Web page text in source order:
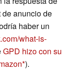
anuncio de
haber un
what-is-
GPD hizo con su
).